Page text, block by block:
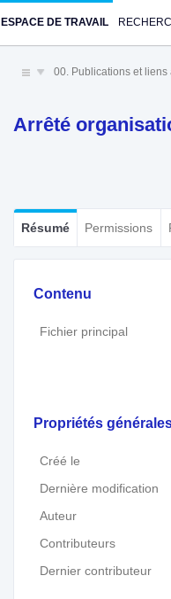
ESPACE DE TRAVAIL
00. Publications et
Arrêté
Résumé Permissions
Contenu
Fichier principal
Propriétés
Créé le
Dernière modification
Auteur
Contributeurs
Dernier contributeur